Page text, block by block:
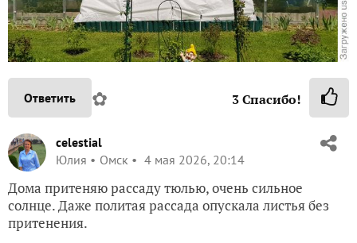
Ответить ✿ 3Спасибо!
celestial
Юлия
Омск 4 мая 2026, 20:14
Дома притеняю рассаду тюлью, очень сильное
солнце. Даже политая рассада опускала листья без
притенения.